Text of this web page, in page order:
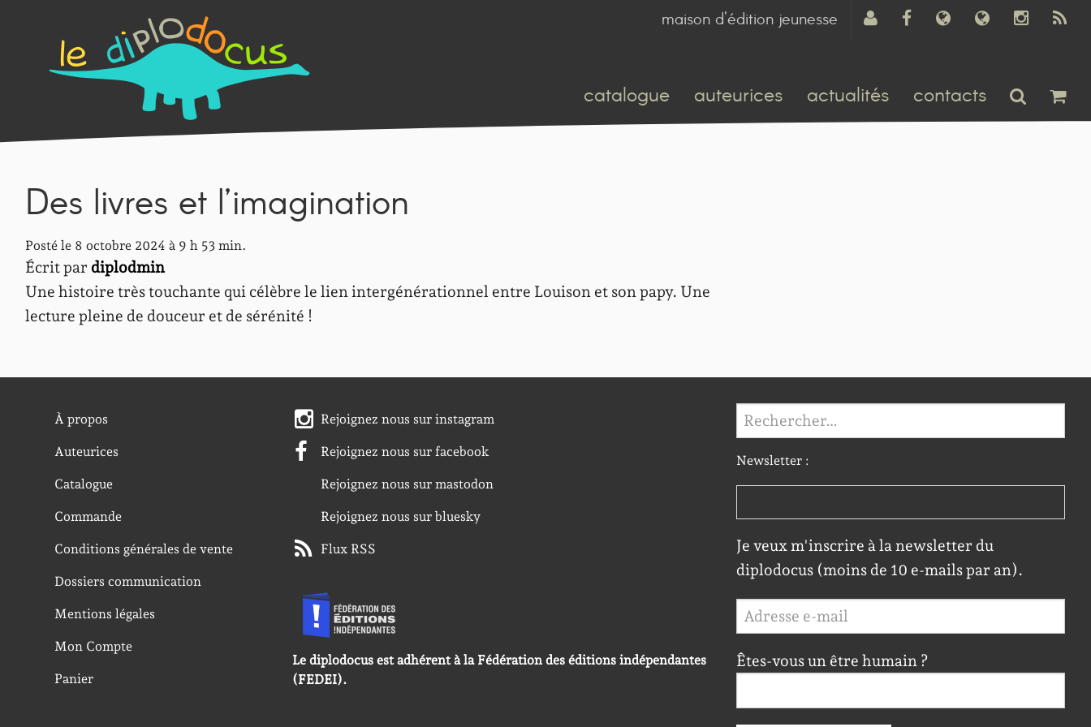
maison d'édition jeunesse
catalogue auteurices actualités contacts
Des livres et l’imagination
Posté le 8 octobre 2024 à 9 h 53 min.
Écrit par diplodmin
Une histoire très touchante qui célèbre le lien intergénérationnel entre Louison et son papy. Une
lecture pleine de douceur et de sérénité !
À propos
Auteurices
Catalogue
Commande
Conditions générales de vente
Dossiers communication
Mentions légales
Mon Compte
Panier
Rejoignez nous sur instagram
Rejoignez nous sur facebook
Rejoignez nous sur mastodon
Rejoignez nous sur bluesky
Flux RSS
Le diplodocus est adhérent à la Fédération des éditions indépendantes
(FEDEI).
Rechercher :
Newsletter :
Je veux m'inscrire à la newsletter du
diplodocus (moins de 10 e-mails par an).
Êtes-vous un être humain ?